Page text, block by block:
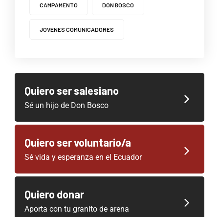
CAMPAMENTO DON BOSCO
JOVENES COMUNICADORES
Quiero ser salesiano
Sé un hijo de Don Bosco
Quiero ser voluntario/a
Sé vida y esperanza en el Ecuador
Quiero donar
Aporta con tu granito de arena